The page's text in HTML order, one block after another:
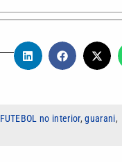
FUTEBOL no interior,guarani,